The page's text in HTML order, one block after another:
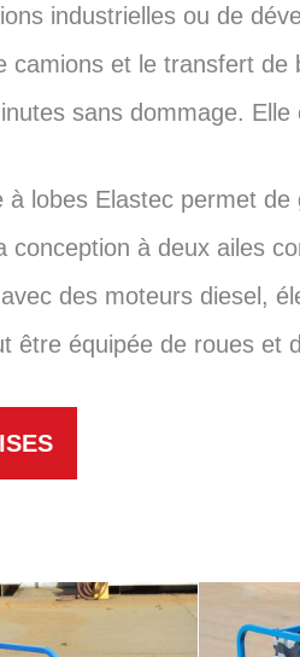
industrielles ou de
camions et le transfert
sans dommage.
lobes Elastec permet
conception à deux ailes
des moteurs diesel,
être équipée de roues et